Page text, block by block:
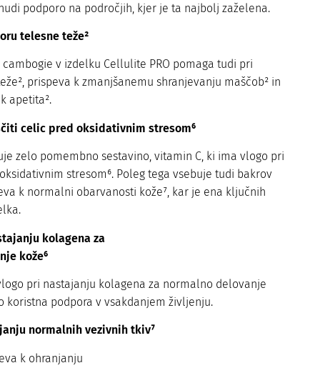
podporo na področjih, kjer je ta najbolj zaželena.
telesne teže²
v izdelku Cellulite PRO pomaga tudi pri
prispeva k zmanjšanemu shranjevanju maščob² in
apetita².
celic pred oksidativnim stresom⁶
zelo pomembno sestavino, vitamin C, ki ima vlogo pri
stresom⁶. Poleg tega vsebuje tudi bakrov
k normalni obarvanosti kože⁷, kar je ena ključnih
kolagena za
kože⁶
pri nastajanju kolagena za normalno delovanje
koristna podpora v vsakdanjem življenju.
normalnih vezivnih tkiv⁷
k ohranjanju